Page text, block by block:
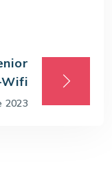
Wifi
2023